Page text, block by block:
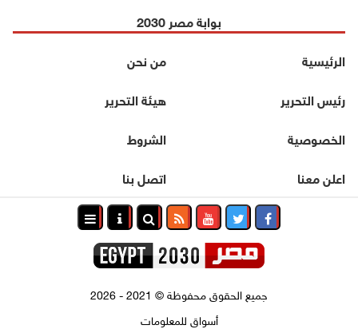
بوابة مصر 2030
الرئيسية
من نحن
رئيس التحرير
هيئة التحرير
الخصوصية
الشروط
اعلن معنا
اتصل بنا
جميع الحقوق محفوظة©
أسواق للمعلومات